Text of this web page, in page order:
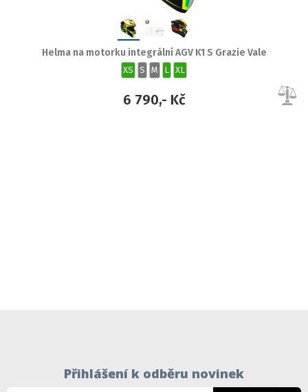
Helma na motorku integrální AGV K1 S Grazie Vale
XS S M L XL
6 790,- Kč
Přihlášení k odběru novinek